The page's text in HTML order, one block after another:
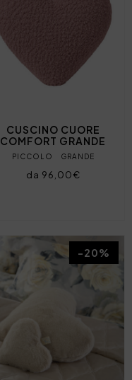
CUSCINO CUORE
COMFORT GRANDE
PICCOLO GRANDE
da 96,00€
-20%